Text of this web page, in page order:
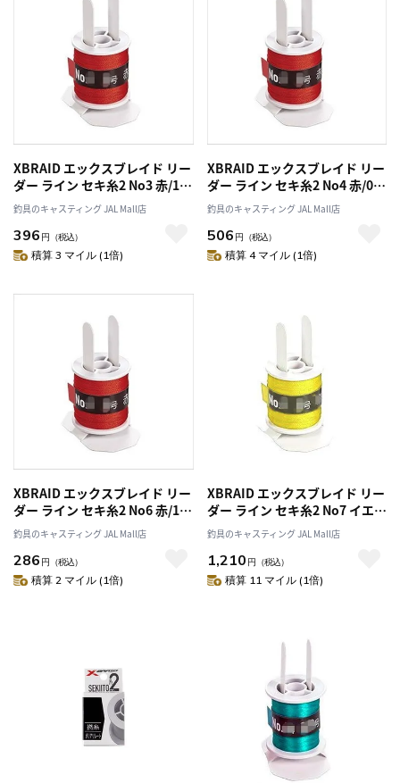
XBRAID エックスブレイド リー
ダー ライン セキ糸2 No3 赤/1
号/ナイロン/二本編糸
釣具のキャスティング JAL Mall店
396 円 （税込）
積算 3 マイル (1倍)
XBRAID エックスブレイド リー
ダー ライン セキ糸2 No4 赤/0.7
号/ナイロン/編糸
釣具のキャスティング JAL Mall店
506 円 （税込）
積算 4 マイル (1倍)
XBRAID エックスブレイド リー
ダー ライン セキ糸2 No6 赤/1
号/ナイロン/撚糸
釣具のキャスティング JAL Mall店
286 円 （税込）
積算 2 マイル (1倍)
XBRAID エックスブレイド リー
ダー ライン セキ糸2 No7 イエロ
ー/0.8号/ポリアリレート/撚糸
釣具のキャスティング JAL Mall店
1,210 円 （税込）
積算 11 マイル (1倍)